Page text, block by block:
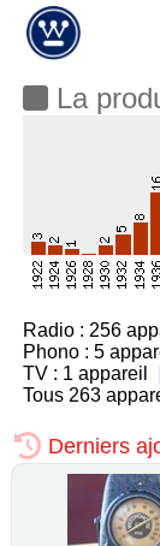
La
Radio : 256
Phono : 5
TV : 1 appareil
Tous 263
Derniers